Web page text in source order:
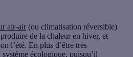
air-air (ou climatisation réversible)
de la chaleur en hiver, et
l’été. En plus d’être très
écologique, puisqu’il